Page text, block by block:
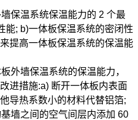
保温系统保温能力的 2 个最
能; b)一体板保温系统的密闭性
提高一体板保温系统的保温能
外墙保温系统的保温能力，
进措施:a) 断开一体板内表面
导热系数小的材料代替铝箔;
墙之间的空气间层内添加 60